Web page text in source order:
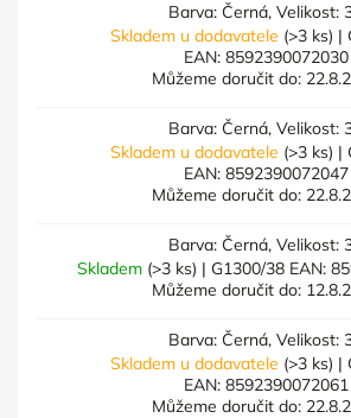
Barva: Černá, Velikost:
Skladem u dodavatele (>3 ks) |
EAN: 8592390072030
Můžeme doručit do:
Barva: Černá, Velikost:
Skladem u dodavatele (>3 ks) |
EAN: 8592390072047
Můžeme doručit do:
Barva: Černá, Velikost:
Skladem (>3 ks) | G1300/38 EAN:
Můžeme doručit do:
Barva: Černá, Velikost:
Skladem u dodavatele (>3 ks) |
EAN: 8592390072061
Můžeme doručit do: